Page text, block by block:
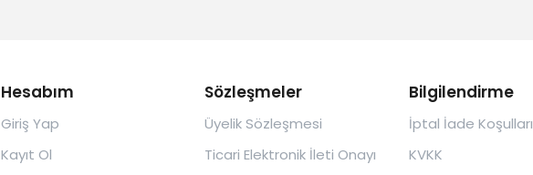
Hesabım
Giriş Yap
Kayıt Ol
Sözleşmeler
Üyelik Sözleşmesi
Ticari Elektronik İleti Onayı
Bilgilendirme
İptal İade Koşulları
KVKK